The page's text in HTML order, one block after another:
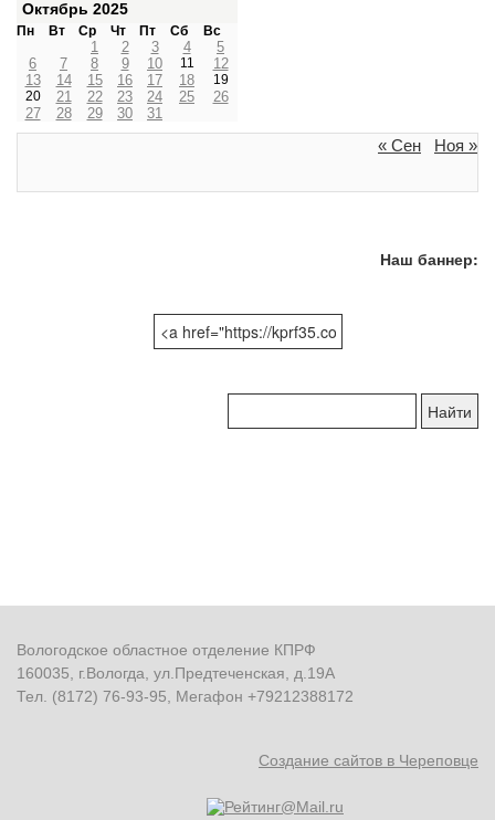
Октябрь 2025
Пн Вт Ср Чт Пт Сб Вс
1 2 3 4
5
6
7 8 9 10 11
12
13
14 15 16 17 18
19
20
21 22 23 24 25
26
27
28 29 30 31
« Сен Ноя »
Наш баннер:
по
Вологодское областное отделение КПРФ
160035, г.Вологда, ул.Предтеченская, д.19А
Тел. (8172) 76-93-95, Мегафон +79212388172
Создание сайтов в Череповце